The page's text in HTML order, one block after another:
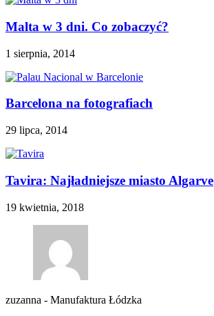
Malta w 3 dni. Co zobaczyć?
1 sierpnia, 2014
Barcelona na fotografiach
29 lipca, 2014
Tavira: Najładniejsze miasto Algarve
19 kwietnia, 2018
zuzanna - Manufaktura Łódzka